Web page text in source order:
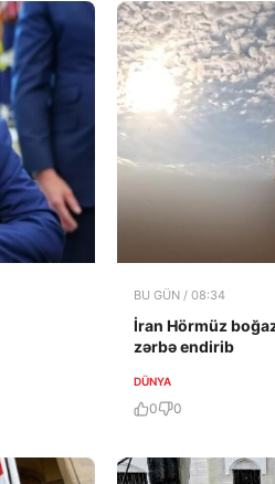
BU GÜN / 08:34
İran Hörmüz
zərbə endirib
DÜNYA
0 0